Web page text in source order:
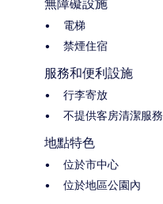
無障礙設施
電梯
禁煙住宿
服務和便利設施
行李寄放
不提供客房清潔服務
地點特色
位於市中心
位於地區公園內